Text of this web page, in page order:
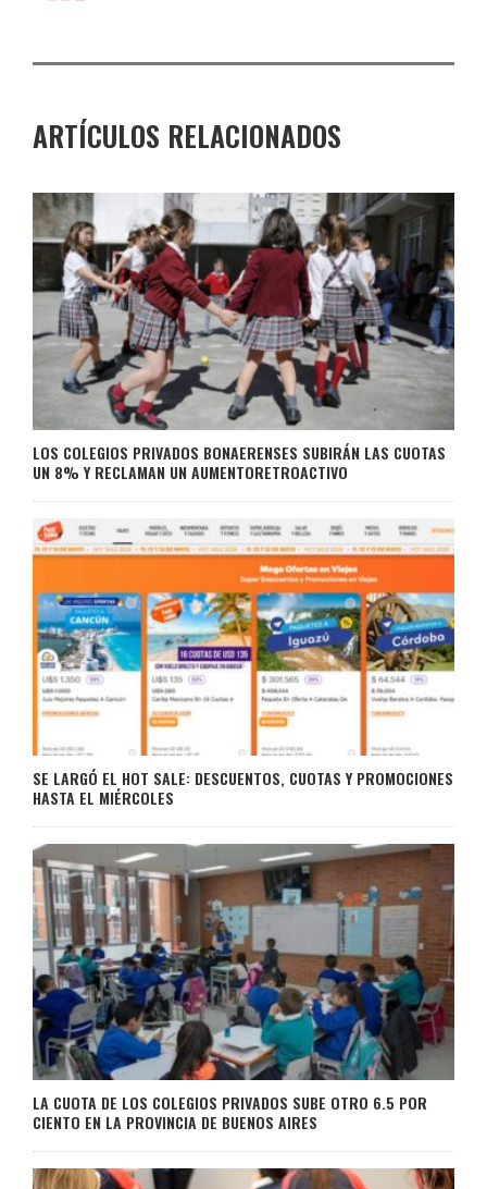
ARTÍCULOS RELACIONADOS
LOS COLEGIOS PRIVADOS BONAERENSES SUBIRÁN LAS CUOTAS
UN 8% Y RECLAMAN UN AUMENTORETROACTIVO
SE LARGÓ EL HOT SALE: DESCUENTOS, CUOTAS Y PROMOCIONES
HASTA EL MIÉRCOLES
LA CUOTA DE LOS COLEGIOS PRIVADOS SUBE OTRO 6.5 POR
CIENTO EN LA PROVINCIA DE BUENOS AIRES